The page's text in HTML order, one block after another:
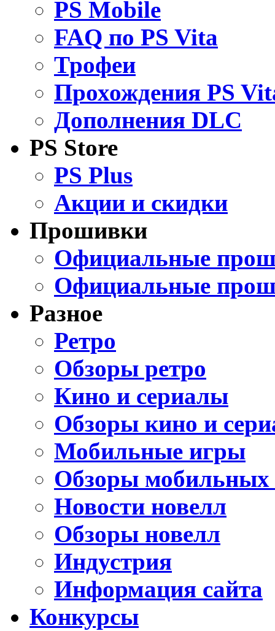
PS Mobile
FAQ по PS Vita
Трофеи
Прохождения PS
Дополнения DLC
PS Store
PS Plus
Акции и скидки
Прошивки
Официальные
Официальные
Разное
Ретро
Обзоры ретро
Кино и сериалы
Обзоры кино и
Мобильные игры
Обзоры мобильных
Новости новелл
Обзоры новелл
Индустрия
Информация сайта
Конкурсы